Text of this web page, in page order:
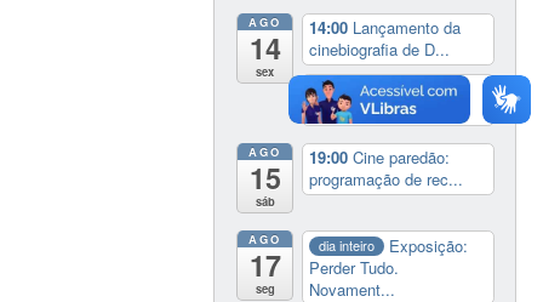
AGO
14
sex
14:00 Lançamento da
cinebiografia de D...
19:00 Cine paredão:
programação de rec...
AGO
15
sáb
19:00Cine paredão:
programação de rec...
AGO
17
seg
dia inteiro
Exposição:
Perder Tudo.
Novament...